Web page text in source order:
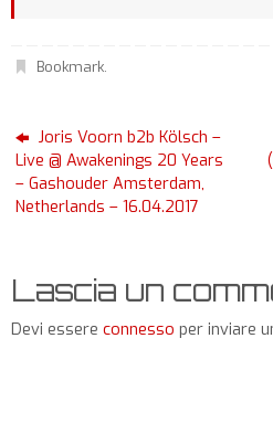
Bookmark.
Joris Voorn b2b Kölsch –
Live @ Awakenings 20 Years
– Gashouder Amsterdam,
Netherlands – 16.04.2017
Lascia un
Devi essere connesso per inviare